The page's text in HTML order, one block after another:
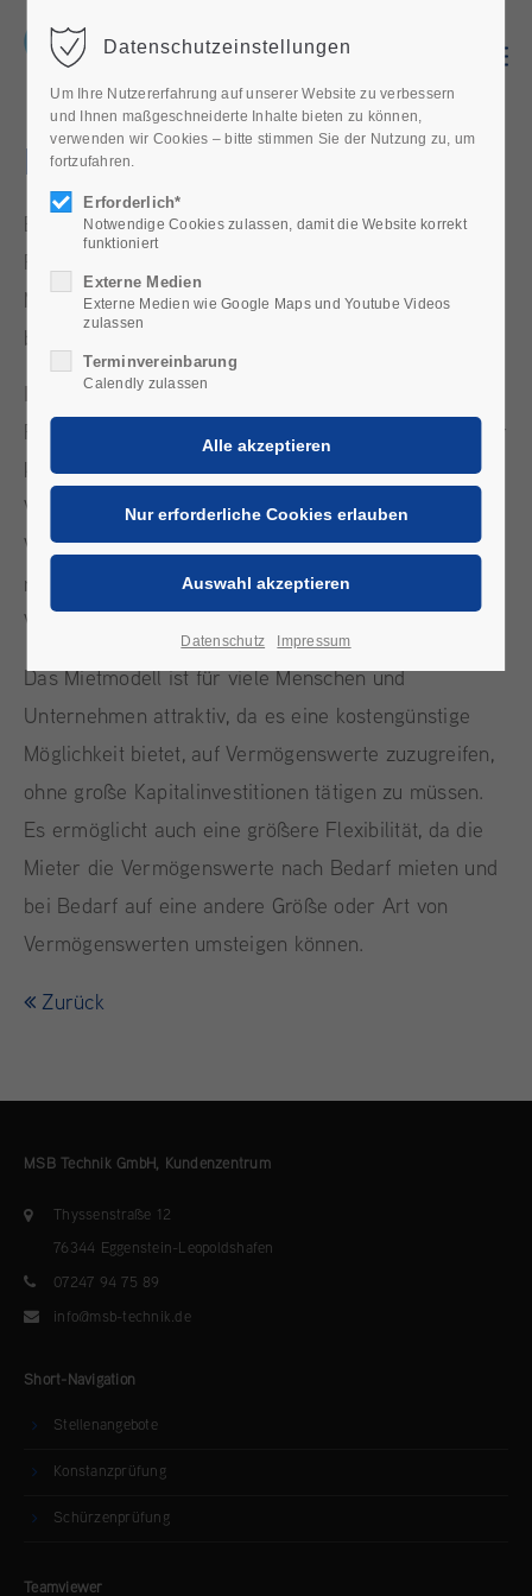
Mietmodell
Ein Mietmodell ist ein Geschäftsmodell, bei dem eine
Miete vorübergehend das Recht erhält, eine
bestimmte Sache oder Dienstleistung zu nutzen.
Im Rahmen des Mietmodells ist der Mieter in der
Regel nicht der Eigentümer der Geräte und hat daher
keine dauerhaften Verpflichtungen oder
Verantwortlichkeiten in Bezug auf den
Vermögenswert. Stattdessen zahlt der Mieter eine
regelmäßige Miete an den Vermieter und nutzt den
Vermögenswert so lange, wie er ihn benötigt.
Das Mietmodell ist für viele Menschen und
Unternehmen attraktiv, da es eine kostengünstige
Möglichkeit bietet, auf Vermögenswerte zuzugreifen,
ohne große Kapitalinvestitionen tätigen zu müssen.
Es ermöglicht auch eine größere Flexibilität, da die
Mieter die Vermögenswerte nach Bedarf mieten und
bei Bedarf auf eine andere Größe oder Art von
Vermögenswerten umsteigen können.
Zurück
MSB Technik GmbH, Kundenzentrum
Thyssenstraße 12
76344 Eggenstein-Leopoldshafen
07247 94 75 89
info@msb-technik.de
Short-Navigation
Stellenangebote
Konstanzprüfung
Schürzenprüfung
Teamviewer
Datenschutzeinstellungen
Um Ihre Nutzererfahrung auf unserer Website zu verbessern
und Ihnen maßgeschneiderte Inhalte bieten zu können,
verwenden wir Cookies – bitte stimmen Sie der Nutzung zu, um
fortzufahren.
Erforderlich*
Notwendige Cookies zulassen, damit die Website korrekt
funktioniert
Externe Medien
Externe Medien wie Google Maps und Youtube Videos
zulassen
Terminvereinbarung
Calendly zulassen
Datenschutz Impressum